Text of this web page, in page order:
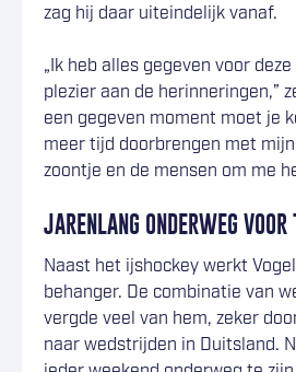
zag hij daar uiteindelijk vanaf.
„Ik heb alles gegeven voor
plezier aan de herinneringen,”
een gegeven moment moet je
meer tijd doorbrengen met
zoontje en de mensen om me
JARENLANG ONDERWEG VOOR
Naast het ijshockey werkt
behanger. De combinatie van
vergde veel van hem, zeker
naar wedstrijden in Duitsland.